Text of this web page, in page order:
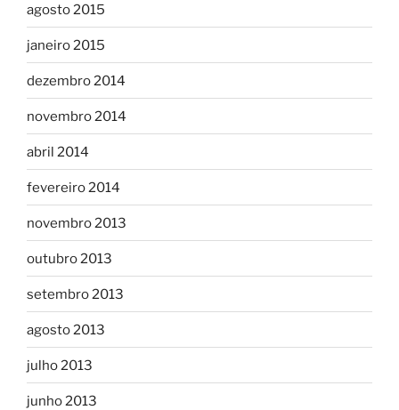
agosto 2015
janeiro 2015
dezembro 2014
novembro 2014
abril 2014
fevereiro 2014
novembro 2013
outubro 2013
setembro 2013
agosto 2013
julho 2013
junho 2013